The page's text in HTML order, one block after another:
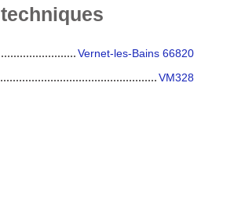
techniques
Vernet-les-Bains 66820
VM328